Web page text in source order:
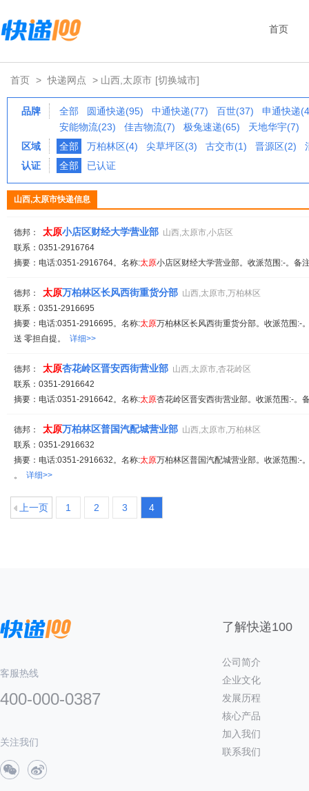
首页
首页 > 快递网点 > 山西,太原市 [切换城市]
品牌 全部 圆通快递(95) 中通快递(77) 百世(37)
申通快递
安能物流(23)
佳吉物流(7) 极兔速递(65)
天地华宇(7)
区域
全部 万柏林区(4) 尖草坪区(3) 古交市(1) 晋源区(2)
认证
全部 已认证
山西,太原市快递信息
德邦： 太原小店区财经大学营业部 山西,太原市,小店区
联系：0351-2916764
摘要：电话:0351-2916764。名称:太原小店区财经大学营业部。收派范围:-。备
德邦： 太原万柏林区长风西街重货分部 山西,太原市,万柏林区
联系：0351-2916695
摘要：电话:0351-2916695。名称:太原万柏林区长风西街重货分部。收派范围:-
送 零担自提。 详细>>
德邦： 太原杏花岭区晋安西街营业部 山西,太原市,杏花岭区
联系：0351-2916642
摘要：电话:0351-2916642。名称:太原杏花岭区晋安西街营业部。收派范围:-。
德邦： 太原万柏林区普国汽配城营业部 山西,太原市,万柏林区
联系：0351-2916632
摘要：电话:0351-2916632。名称:太原万柏林区普国汽配城营业部。收派范围:-
。 详细>>
上一页 1 2 3 4
客服热线
400-000-0387
关注我们
了解快递100
公司简介
企业文化
发展历程
核心产品
加入我们
联系我们